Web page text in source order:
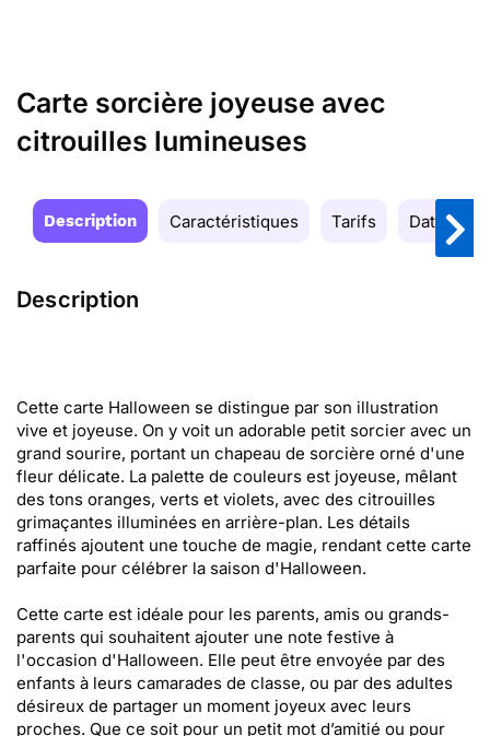
Carte sorcière joyeuse avec
citrouilles lumineuses
Description Caractéristiques Tarifs Date de
Description
Cette carte Halloween se distingue par son illustration
vive et joyeuse. On y voit un adorable petit sorcier avec un
grand sourire, portant un chapeau de sorcière orné d'une
fleur délicate. La palette de couleurs est joyeuse, mêlant
des tons oranges, verts et violets, avec des citrouilles
grimaçantes illuminées en arrière-plan. Les détails
raffinés ajoutent une touche de magie, rendant cette carte
parfaite pour célébrer la saison d'Halloween.
Cette carte est idéale pour les parents, amis ou grands-
parents qui souhaitent ajouter une note festive à
l'occasion d'Halloween. Elle peut être envoyée par des
enfants à leurs camarades de classe, ou par des adultes
désireux de partager un moment joyeux avec leurs
proches. Que ce soit pour un petit mot d’amitié ou pour